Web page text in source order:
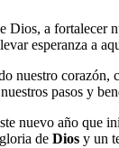
a fortalecer
esperanza a
nuestro corazón,
pasos y
nuevo año que
de Dios y un